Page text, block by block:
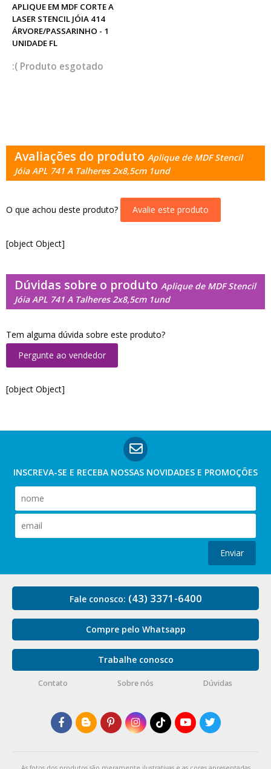
APLIQUE EM MDF CORTE A
LASER STENCIL JÓIA 414
ÁRVORE/PASSARINHO - 1
UNIDADE FL
esgotado
Avaliações do produto Aplique de MDF Stencil
Jóia APL 741 A Talheres 2x8,5cm 1und
O que achou deste produto? Avalie este produto
[object Object]
Dúvidas sobre o produto Aplique de MDF Stencil
Jóia APL 741 A Talheres 2x8,5cm 1und
Tem alguma dúvida sobre este produto?
Pergunte ao vendedor
[object Object]
INSCREVA-SE E RECEBA NOSSAS NOVIDADES E PROMOÇÕES
Enviar
Fale conosco: (43) 3371-6400
Compre pelo Whatsapp
Trabalhe conosco
Contato Sobre nós Dúvidas